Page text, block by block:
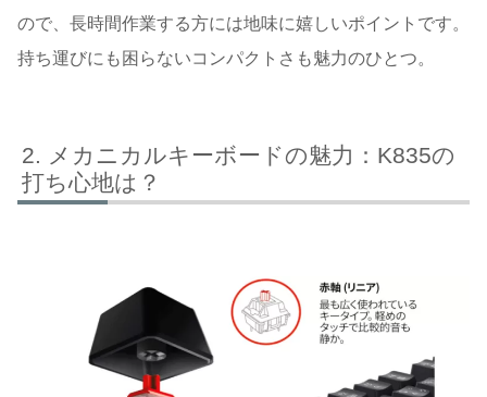
ので、長時間作業する方には地味に嬉しいポイントです。
持ち運びにも困らないコンパクトさも魅力のひとつ。
メカニカルキーボードの魅力：K835の
打ち心地は？